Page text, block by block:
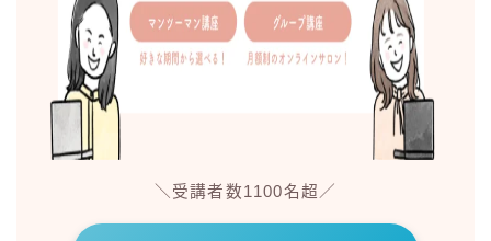
＼受講者数1100名超／